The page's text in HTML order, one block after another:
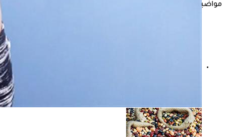
مواضيع ذات صلة
لماذا يسقط الشعر بعد فقدان الوزن؟- "الكونسلتو" يجيب